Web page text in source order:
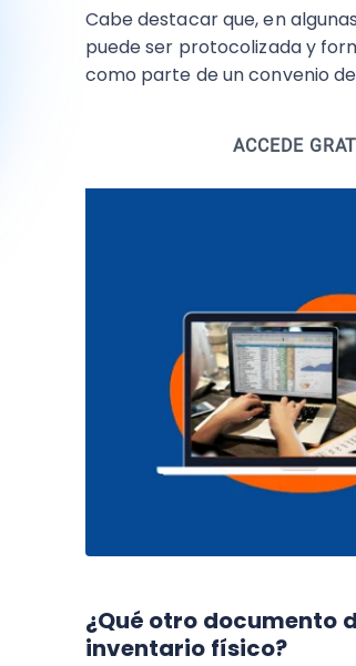
Cabe destacar que, en
puede ser protocolizada y
como parte de un convenio
ACCEDE
¿Qué otro documento
inventario físico?